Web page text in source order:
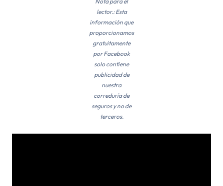
lector.: Esta
información que
proporcionamos
gratuitamente
por Facebook
solo contiene
publicidad de
nuestra
correduría de
seguros y no de
terceros.